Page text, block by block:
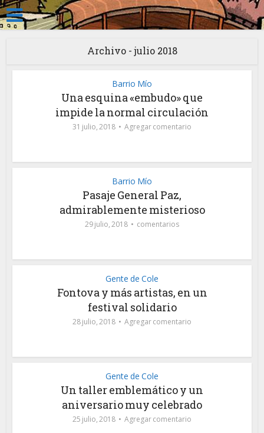
Archivo - julio 2018
Barrio Mío
Una esquina «embudo» que
impide la normal circulación
31 julio, 2018 Agregar comentario
Barrio Mío
Pasaje General Paz,
admirablemente misterioso
29 julio, 2018 comentarios
Gente de Cole
Fontova y más artistas, en un
festival solidario
28 julio, 2018 Agregar comentario
Gente de Cole
Un taller emblemático y un
aniversario muy celebrado
25 julio, 2018 Agregar comentario